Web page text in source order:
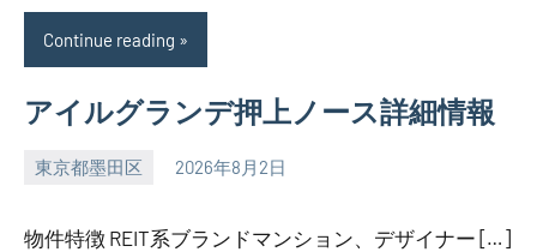
Continue reading
アイルグランデ押上ノース詳細情報
東京都墨田区 2026年8月2日
SEZIMO
物件特徴 REIT系ブランドマンション、デザイナー […]